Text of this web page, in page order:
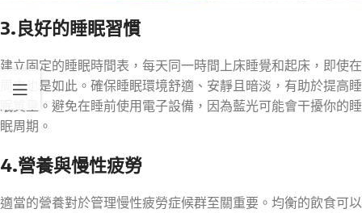
3.良好的睡眠習慣
建立固定的睡眠時間表，每天同一時間上床睡覺和起床，即使在
周末也是如此。確保睡眠環境舒適、安靜且暗淡，有助於提高睡
眠質量。避免在睡前使用電子設備，因為藍光可能會干擾你的睡
眠周期。
4.營養與慢性疲勞
適當的營養對於管理慢性疲勞症候群至關重要。均衡的飲食可以